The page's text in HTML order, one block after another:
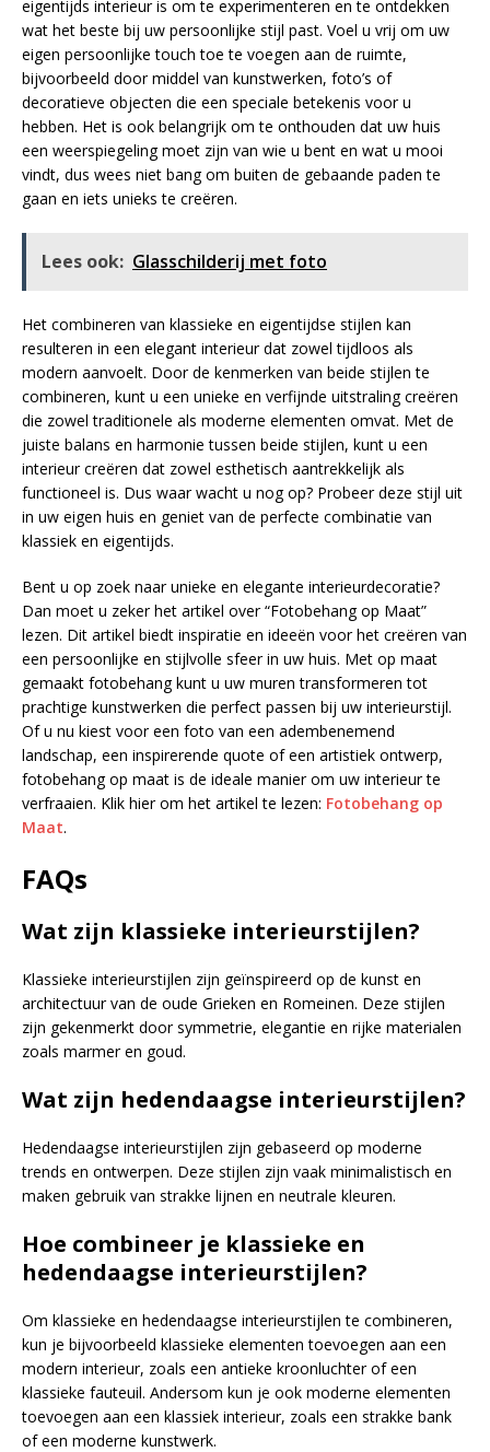
eigentijds interieur is om te experimenteren en te ontdekken
wat het beste bij uw persoonlijke stijl past. Voel u vrij om uw
eigen persoonlijke touch toe te voegen aan de ruimte,
bijvoorbeeld door middel van kunstwerken, foto’s of
decoratieve objecten die een speciale betekenis voor u
hebben. Het is ook belangrijk om te onthouden dat uw huis
een weerspiegeling moet zijn van wie u bent en wat u mooi
vindt, dus wees niet bang om buiten de gebaande paden te
gaan en iets unieks te creëren.
Lees ook: Glasschilderij met foto
Het combineren van klassieke en eigentijdse stijlen kan
resulteren in een elegant interieur dat zowel tijdloos als
modern aanvoelt. Door de kenmerken van beide stijlen te
combineren, kunt u een unieke en verfijnde uitstraling creëren
die zowel traditionele als moderne elementen omvat. Met de
juiste balans en harmonie tussen beide stijlen, kunt u een
interieur creëren dat zowel esthetisch aantrekkelijk als
functioneel is. Dus waar wacht u nog op? Probeer deze stijl uit
in uw eigen huis en geniet van de perfecte combinatie van
klassiek en eigentijds.
Bent u op zoek naar unieke en elegante interieurdecoratie?
Dan moet u zeker het artikel over “Fotobehang op Maat”
lezen. Dit artikel biedt inspiratie en ideeën voor het creëren van
een persoonlijke en stijlvolle sfeer in uw huis. Met op maat
gemaakt fotobehang kunt u uw muren transformeren tot
prachtige kunstwerken die perfect passen bij uw interieurstijl.
Of u nu kiest voor een foto van een adembenemend
landschap, een inspirerende quote of een artistiek ontwerp,
fotobehang op maat is de ideale manier om uw interieur te
verfraaien. Klik hier om het artikel te lezen: Fotobehang op
Maat.
FAQs
Wat zijn klassieke interieurstijlen?
Klassieke interieurstijlen zijn geïnspireerd op de kunst en
architectuur van de oude Grieken en Romeinen. Deze stijlen
zijn gekenmerkt door symmetrie, elegantie en rijke materialen
zoals marmer en goud.
Wat zijn hedendaagse interieurstijlen?
Hedendaagse interieurstijlen zijn gebaseerd op moderne
trends en ontwerpen. Deze stijlen zijn vaak minimalistisch en
maken gebruik van strakke lijnen en neutrale kleuren.
Hoe combineer je klassieke en
hedendaagse interieurstijlen?
Om klassieke en hedendaagse interieurstijlen te combineren,
kun je bijvoorbeeld klassieke elementen toevoegen aan een
modern interieur, zoals een antieke kroonluchter of een
klassieke fauteuil. Andersom kun je ook moderne elementen
toevoegen aan een klassiek interieur, zoals een strakke bank
of een moderne kunstwerk.